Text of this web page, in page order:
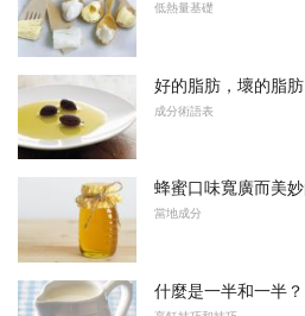
低熱量基礎
好的脂肪，壞的脂
成分術語表
蜂蜜口味寬廣而美
當地成分
什麼是一半和一半？